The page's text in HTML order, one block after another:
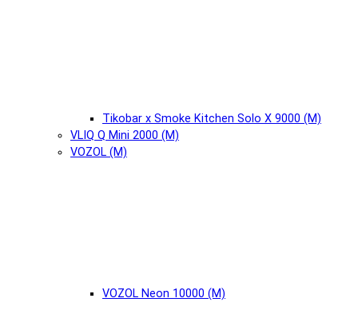
Tikobar x Smoke Kitchen Solo X 9000 (М)
VLIQ Q Mini 2000 (М)
VOZOL (М)
VOZOL Neon 10000 (М)